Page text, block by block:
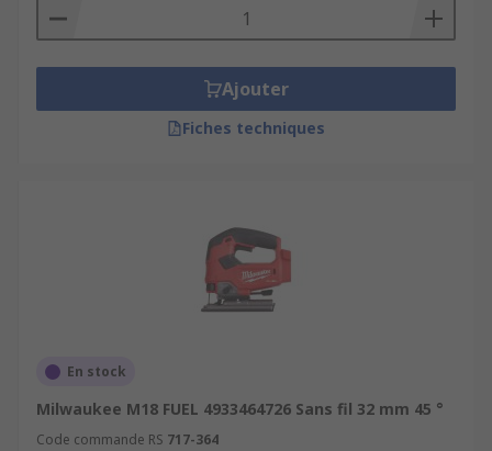
Ajouter
Fiches techniques
En stock
Milwaukee M18 FUEL 4933464726 Sans fil 32 mm 45 °
Code commande RS 717-364